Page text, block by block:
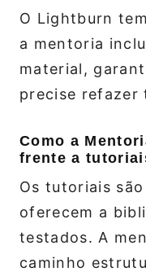
O Lightburn
a mentoria
material,
precise refazer
Como a
frente a
Os tutoriais
oferecem a
testados. A
caminho